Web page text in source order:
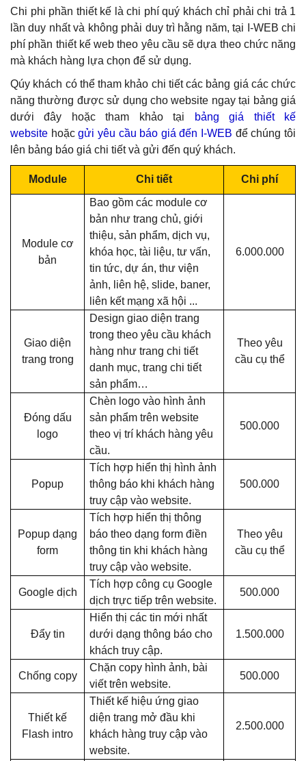
Chi phi phần thiết kế là chi phí quý khách chỉ phải chi trả 1
lần duy nhất và không phải duy trì hằng năm, tại I-WEB chi
phí phần thiết kế web theo yêu cầu sẽ dựa theo chức năng
mà khách hàng lựa chọn để sử dụng.
Qúy khách có thể tham khảo chi tiết các bảng giá các chức
năng thường được sử dụng cho website ngay tại bảng giá
dưới đây hoặc tham khảotại
bảng giá thiết kế
website hoặcgửi yêu cầu báo giá đến I-WEB để chúng tôi
lên bảng báo giá chi tiết và gửi đến quý khách.
Module Chi tiết Chi phí
Module cơ
bản
Bao gồm các module cơ
bản như trang chủ, giới
thiệu, sản phẩm, dịch vụ,
khóa học, tài liệu, tư vấn,
tin tức, dự án, thư viện
ảnh, liên hệ, slide, baner,
liên kết mạng xã hội ...
6.000.000
Giao diện
trang trong
Design giao diện trang
trong theo yêu cầu khách
hàng như trang chi tiết
danh mục, trang chi tiết
sản phẩm…
Theo yêu
cầu cụ thể
Đóng dấu
logo
Chèn logo vào hình ảnh
sản phẩm trên website
theo vị trí khách hàng yêu
cầu.
500.000
Popup
Tích hợp hiển thị hình ảnh
thông báo khi khách hàng
truy cập vào website.
500.000
Popup dạng
form
Tích hợp hiển thị thông
báo theo dạng form điền
thông tin khi khách hàng
truy cập vào website.
Theo yêu
cầu cụ thể
Google dịch
Tích hợp công cụ Google
dịch trực tiếp trên website.
500.000
Đẩy tin
Hiển thị các tin mới nhất
dưới dạng thông báo cho
khách truy cập.
1.500.000
Chống copy
Chặn copy hình ảnh, bài
viết trên website.
500.000
Thiết kế
Flash intro
Thiết kế hiệu ứng giao
diện trang mở đầu khi
khách hàng truy cập vào
website.
2.500.000